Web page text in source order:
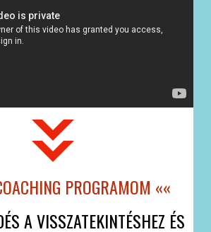
PROGRAMOM ««
A VISSZATEKINTÉSHEZ ÉS